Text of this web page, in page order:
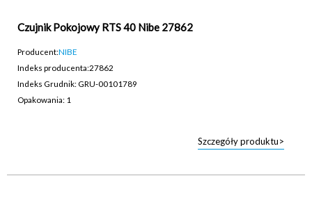
Czujnik Pokojowy RTS 40 Nibe 27862
Producent:NIBE
Indeks producenta:27862
Indeks Grudnik: GRU-00101789
Opakowania: 1
Szczegóły produktu>